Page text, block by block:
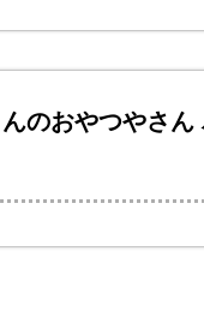
のおやつやさん